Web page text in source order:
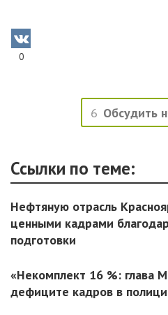
0
6 Обсудить
Ссылки по теме:
Нефтяную отрасль
ценными кадрами
подготовки
«Некомплект 16 %: глава
дефиците кадров в